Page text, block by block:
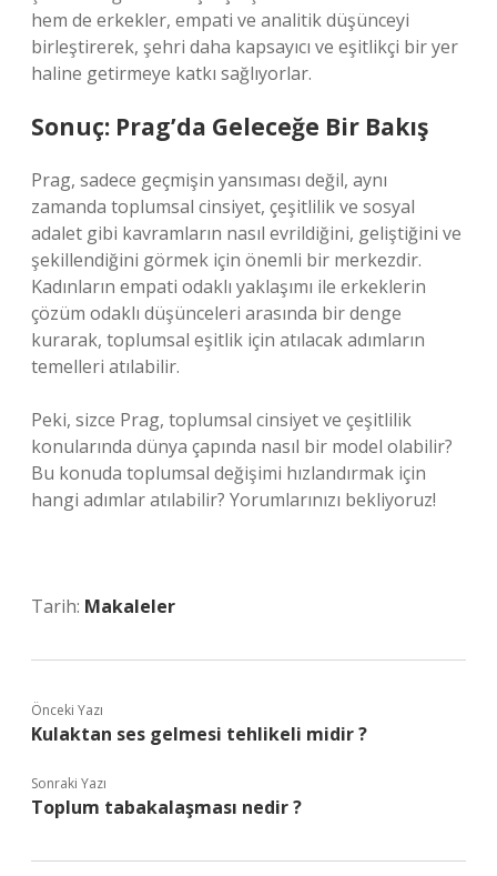
hem de erkekler, empati ve analitik düşünceyi
birleştirerek, şehri daha kapsayıcı ve eşitlikçi bir yer
haline getirmeye katkı sağlıyorlar.
Sonuç: Prag’da Geleceğe Bir Bakış
Prag, sadece geçmişin yansıması değil, aynı
zamanda toplumsal cinsiyet, çeşitlilik ve sosyal
adalet gibi kavramların nasıl evrildiğini, geliştiğini ve
şekillendiğini görmek için önemli bir merkezdir.
Kadınların empati odaklı yaklaşımı ile erkeklerin
çözüm odaklı düşünceleri arasında bir denge
kurarak, toplumsal eşitlik için atılacak adımların
temelleri atılabilir.
Peki, sizce Prag, toplumsal cinsiyet ve çeşitlilik
konularında dünya çapında nasıl bir model olabilir?
Bu konuda toplumsal değişimi hızlandırmak için
hangi adımlar atılabilir? Yorumlarınızı bekliyoruz!
Tarih: Makaleler
Önceki Yazı
Kulaktan ses gelmesi tehlikeli midir ?
Sonraki Yazı
Toplum tabakalaşması nedir ?